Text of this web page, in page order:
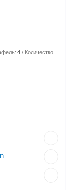
4
Количество